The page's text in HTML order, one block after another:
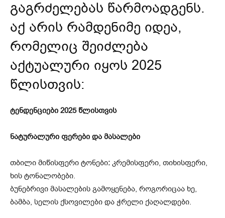
გაგრძელებას წარმოადგენს.
აქ არის რამდენიმე იდეა,
რომელიც შეიძლება
აქტუალური იყოს 2025
წლისთვის:
ტენდენციები 2025 წლისთვის
ნატურალური ფერები და მასალები
თბილი მიწისფერი ტონები: კრემისფერი, თიხისფერი,
ხის ტონალობები.
ბუნებრივი მასალების გამოყენება, როგორიცაა ხე,
ბამბა, სელის ქსოვილები და ჭრელი ქაღალდები.